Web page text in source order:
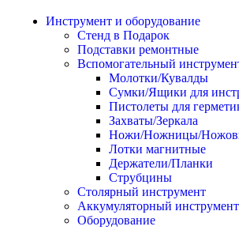
Инструмент и оборудование
Стенд в Подарок
Подставки ремонтные
Вспомогательный
Молотки/Кувалды
Сумки/Ящики для
Пистолеты для
Захваты/Зеркала
Ножи/Ножницы/
Лотки магнитные
Держатели/Планки
Струбцины
Столярный инструмент
Аккумуляторный инструмент
Оборудование